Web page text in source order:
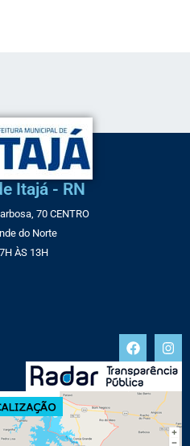
Itajá - RN
70 CENTRO
do Norte
ÀS 13H